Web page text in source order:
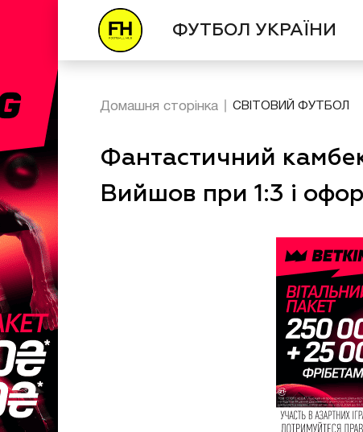
ФУТБОЛ УКРАЇНИ
Домашня сторінка СВІТОВИЙ ФУТБОЛ
Фантастичний камбек
Вийшов при 1:3 і